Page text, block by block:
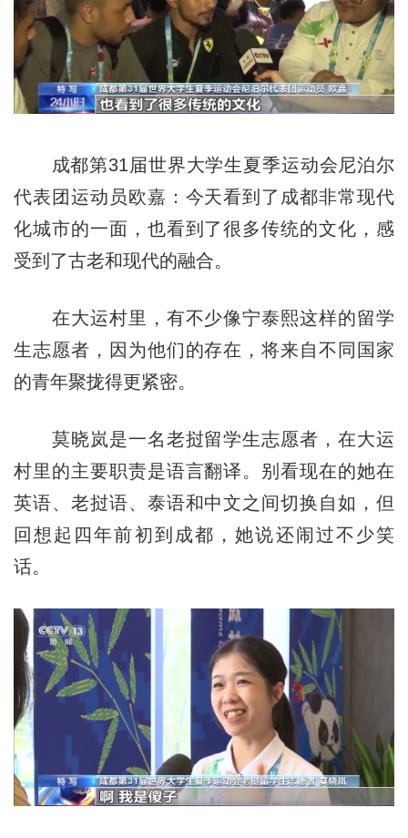
成都第31届世界大学生夏季运动会尼泊尔
代表团运动员欧嘉：今天看到了成都非常现代
化城市的一面，也看到了很多传统的文化，感
受到了古老和现代的融合。
在大运村里，有不少像宁泰熙这样的留学
生志愿者，因为他们的存在，将来自不同国家
的青年聚拢得更紧密。
莫晓岚是一名老挝留学生志愿者，在大运
村里的主要职责是语言翻译。别看现在的她在
英语、老挝语、泰语和中文之间切换自如，但
回想起四年前初到成都，她说还闹过不少笑
话。